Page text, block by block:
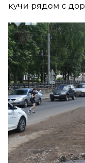
кучи рядом с